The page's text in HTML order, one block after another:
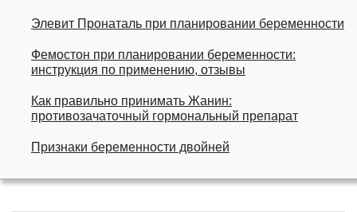
Элевит Пронаталь при планировании беременности
Фемостон при планировании беременности:
инструкция по применению, отзывы
Как правильно принимать Жанин:
противозачаточный гормональный препарат
Признаки беременности двойней